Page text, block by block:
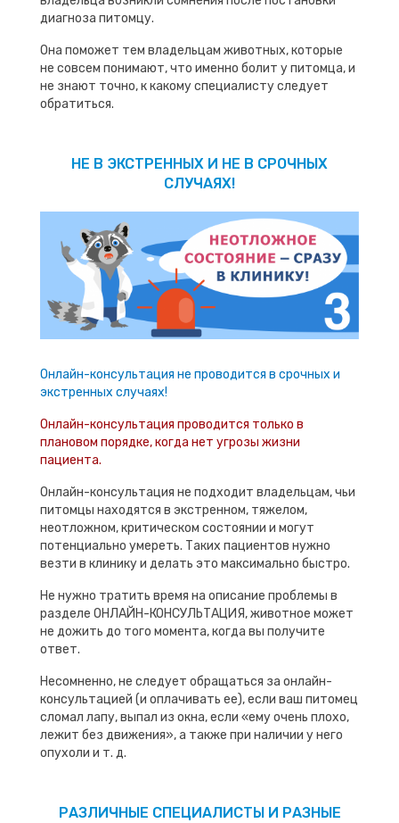
диагноза питомцу.
Она поможет тем владельцам животных, которые
не совсем понимают, что именно болит у питомца, и
не знают точно, к какому специалисту следует
обратиться.
НЕ В ЭКСТРЕННЫХ И НЕ В СРОЧНЫХ
СЛУЧАЯХ!
Онлайн-консультация не проводится в срочных и
экстренных случаях!
Онлайн-консультация проводится только в
плановом порядке, когда нет угрозы жизни
пациента.
Онлайн-консультация не подходит владельцам, чьи
питомцы находятся в экстренном, тяжелом,
неотложном, критическом состоянии и могут
потенциально умереть. Таких пациентов нужно
везти в клинику и делать это максимально быстро.
Не нужно тратить время на описание проблемы в
разделе ОНЛАЙН-КОНСУЛЬТАЦИЯ, животное может
не дожить до того момента, когда вы получите
ответ.
Несомненно, не следует обращаться за онлайн-
консультацией (и оплачивать ее), если ваш питомец
сломал лапу, выпал из окна, если «ему очень плохо,
лежит без движения», а также при наличии у него
опухоли и т. д.
РАЗЛИЧНЫЕ СПЕЦИАЛИСТЫ И РАЗНЫЕ